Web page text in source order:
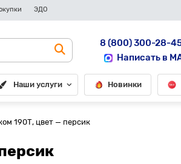
ЭДО
8 (800) 300-28-
Написать в
Наши услуги Новинки
190Т, цвет — персик